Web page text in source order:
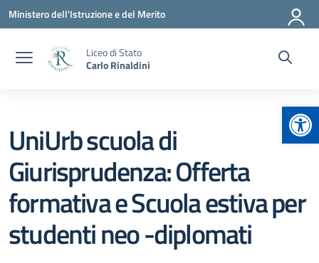
Vai ai contenuti
Vai al menu di navigazione
Vai al footer
Ministero dell'Istruzione e del Merito
Liceo di Stato
Carlo Rinaldini
UniUrb scuola di
Giurisprudenza: Offerta
formativa e Scuola estiva per
studenti neo -diplomati